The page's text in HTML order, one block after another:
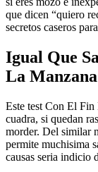
que dicen “quiero
secretos caseros
Igual Que
La Manzana
Este test Con El Fin
cuadra, si quedan
morder. Del similar
permite muchisima
causas seria indicio